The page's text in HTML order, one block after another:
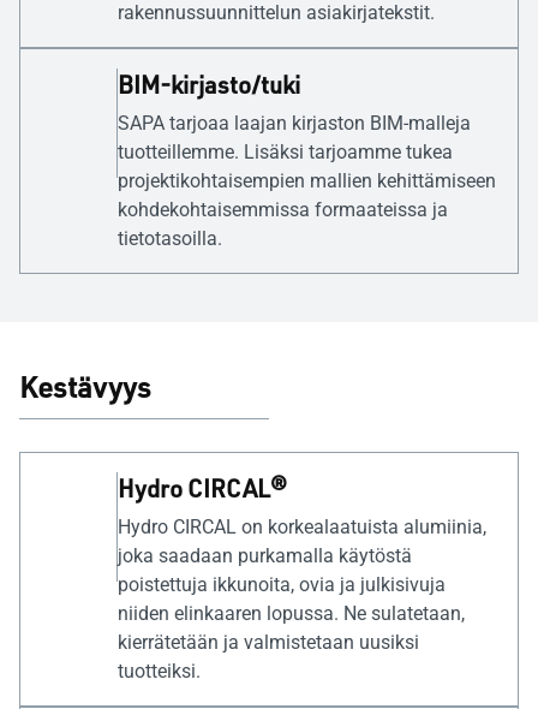
rakennussuunnittelun asiakirjatekstit.
BIM-kirjasto/tuki
SAPA tarjoaa laajan kirjaston BIM-malleja
tuotteillemme. Lisäksi tarjoamme tukea
projektikohtaisempien mallien kehittämiseen
kohdekohtaisemmissa formaateissa ja
tietotasoilla.
Kestävyys
Hydro CIRCAL®
Hydro CIRCAL on korkealaatuista alumiinia,
joka saadaan purkamalla käytöstä
poistettuja ikkunoita, ovia ja julkisivuja
niiden elinkaaren lopussa. Ne sulatetaan,
kierrätetään ja valmistetaan uusiksi
tuotteiksi.